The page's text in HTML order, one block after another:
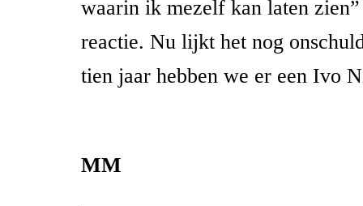
waarin ik mezelf kan laten
reactie. Nu lijkt het nog
tien jaar hebben we er een Ivo
MM